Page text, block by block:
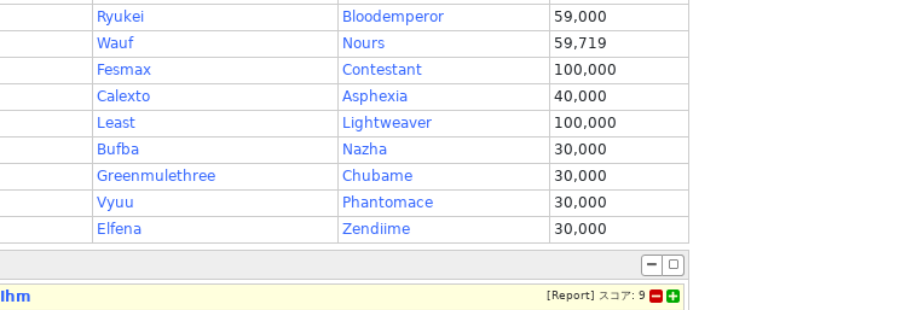
Ryukei Bloodemperor
59,000
Wauf Nours
59,719
Fesmax Contestant
100,000
Calexto Asphexia
40,000
Least Lightweaver
100,000
Bufba Nazha
30,000
Greenmulethree Chubame
30,000
Vyuu Phantomace
30,000
Elfena Zendiime
30,000
Ihm [ Report] スコア: 9